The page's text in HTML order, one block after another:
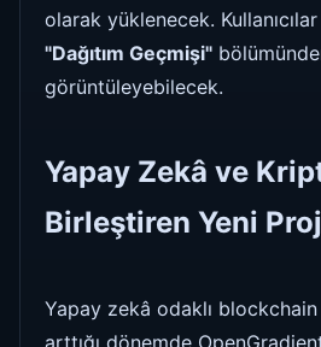
olarak yüklenecek.
"Dağıtım Geçmişi"
görüntüleyebilecek.
Yapay Zekâ ve
Birleştiren Yeni
Yapay zekâ odaklı